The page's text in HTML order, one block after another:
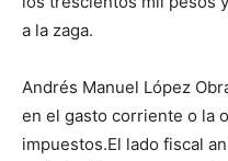
a la zaga.
Andrés Manuel López
en el gasto corriente o la
impuestos.El lado fiscal